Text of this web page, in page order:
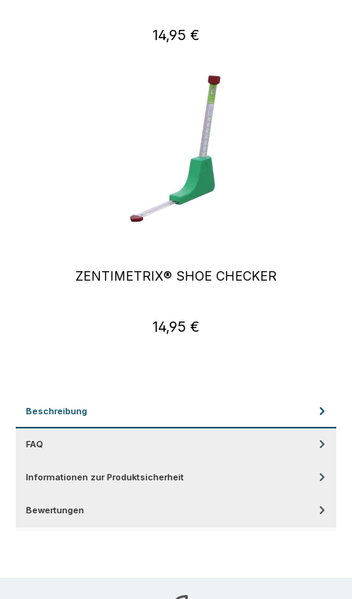
Regulärer Preis:
14,95 €
ZENTIMETRIX® SHOE CHECKER
Regulärer Preis:
14,95 €
Beschreibung
FAQ
Informationen zur Produktsicherheit
Bewertungen